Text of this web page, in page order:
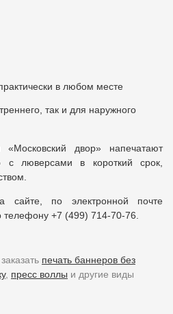
в любом месте
так и для наружного
«Московский двор» напечатают
в короткий срок,
сайте, по электронной почте
телефону +7 (499) 714-70-76.
печать баннеров без
, пресс воллы и другие виды